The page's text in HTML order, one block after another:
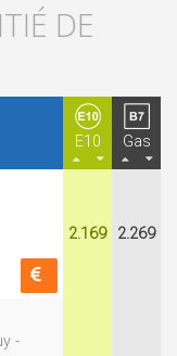
DE
E10 Gas
2.169 2.269
-